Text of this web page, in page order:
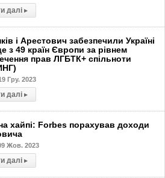
далі ▸
і Арестович забезпечили Україні
з 49 країн Європи за рівнем
прав ЛГБТК+ спільноти
Гру. 2023
далі ▸
хайпі: Forbes порахував доходи
Жов. 2023
далі ▸